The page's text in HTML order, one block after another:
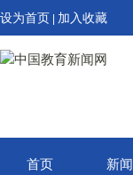
设为首页 加入收藏
首页 新闻